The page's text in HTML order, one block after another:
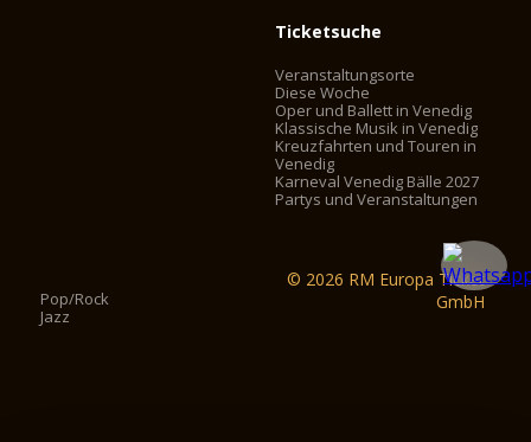
Ticketsuche
Veranstaltungsorte
Diese Woche
Oper und Ballett in Venedig
Klassische Musik in Venedig
Kreuzfahrten und Touren in
Venedig
Karneval Venedig Bälle 2027
Partys und Veranstaltungen
Pop/Rock
Jazz
© 2026 RM Europa Ticket
GmbH